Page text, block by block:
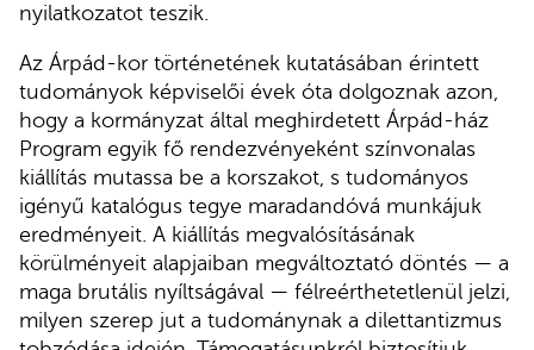
nyilatkozatot teszik.
Az Árpád-kor történetének kutatásában érintett
tudományok képviselői évek óta dolgoznak azon,
hogy a kormányzat által meghirdetett Árpád-ház
Program egyik fő rendezvényeként színvonalas
kiállítás mutassa be a korszakot, s tudományos
igényű katalógus tegye maradandóvá munkájuk
eredményeit. A kiállítás megvalósításának
körülményeit alapjaiban megváltoztató döntés — a
maga brutális nyíltságával — félreérthetetlenül jelzi,
milyen szerep jut a tudománynak a dilettantizmus